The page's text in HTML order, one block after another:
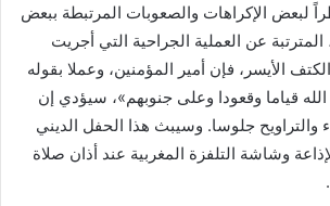
لبعض الإكراهات والصعوبات المرتبطة ببعض
عن العملية الجراحية التي أجريت
الأيسر، فإن أمير المؤمنين، وعملا بقوله
قياما وقعودا وعلى جنوبهم»، سيؤدي إن
والتراويح جلوسا. وسيبث هذا الحفل الديني
وشاشة التلفزة المغربية عند أذان صلاة